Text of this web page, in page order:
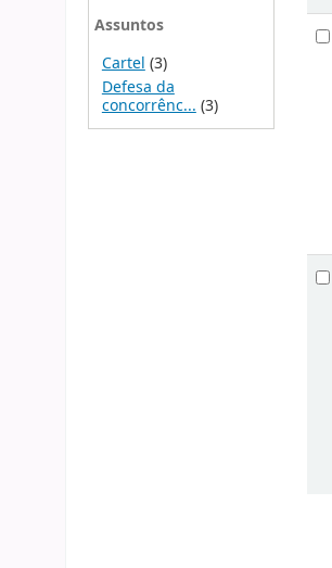
Assuntos
Cartel (3)
Defesa da
concorrênc... (3)